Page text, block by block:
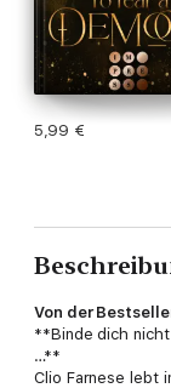
5,99 €
Von der
**Binde dich
…**
Clio Farnese lebt